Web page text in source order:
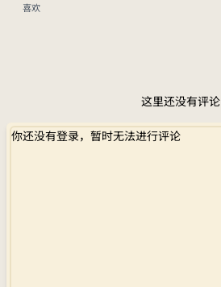
喜欢
这里还没有评论
你还没有登录，暂时无法进行评论